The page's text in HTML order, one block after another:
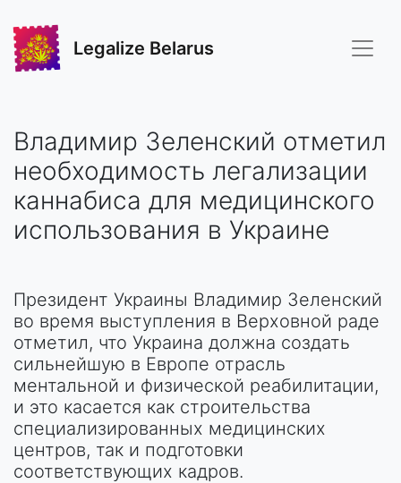
Legalize Belarus
Владимир Зеленский отметил
необходимость легализации
каннабиса для медицинского
использования в Украине
Президент Украины Владимир Зеленский
во время выступления в Верховной раде
отметил, что Украина должна создать
сильнейшую в Европе отрасль
ментальной и физической реабилитации,
и это касается как строительства
специализированных медицинских
центров, так и подготовки
соответствующих кадров.